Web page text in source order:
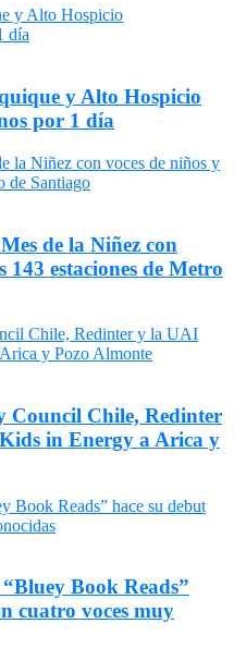
y Alto Hospicio
por 1 día
de la Niñez con
143 estaciones de Metro
Council Chile, Redinter
in Energy a Arica y
Book Reads”
cuatro voces muy